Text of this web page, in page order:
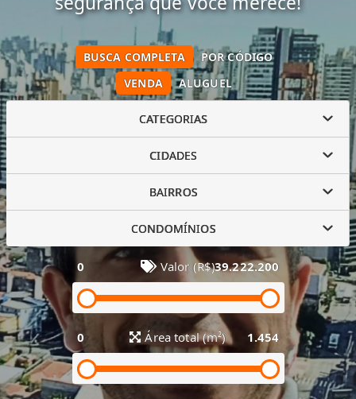
VENDA ALUGUEL
BUSCA COMPLETA POR CÓDIGO
CATEGORIAS
CIDADES
BAIRROS
CONDOMÍNIOS
0 Valor (R$)39.222.200
0 Área total (m²) 1.454